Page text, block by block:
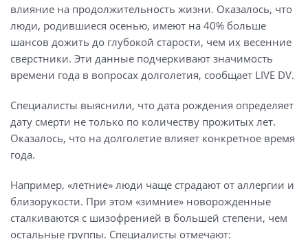
влияние на продолжительность жизни. Оказалось, что
люди, родившиеся осенью, имеют на 40% больше
шансов дожить до глубокой старости, чем их весенние
сверстники. Эти данные подчеркивают значимость
времени года в вопросах долголетия, сообщает LIVE DV.
Специалисты выяснили, что дата рождения определяет
дату смерти не только по количеству прожитых лет.
Оказалось, что на долголетие влияет конкретное время
года.
Например, «летние» люди чаще страдают от аллергии и
близорукости. При этом «зимние» новорожденные
сталкиваются с шизофренией в большей степени, чем
остальные группы. Специалисты отмечают: